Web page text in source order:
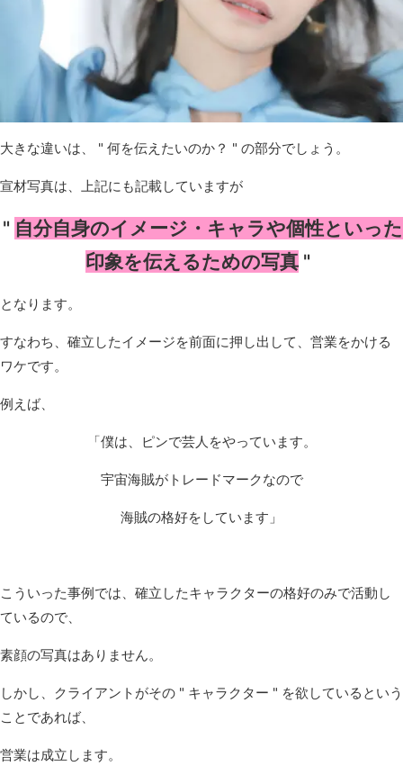
大きな違いは、 " 何を伝えたいのか？ " の部分でしょう。
宣材写真は、上記にも記載していますが
" 自分自身のイメージ・キャラや個性といった
印象を伝えるための写真 "
となります。
すなわち、確立したイメージを前面に押し出して、営業をかける
ワケです。
例えば、
「僕は、ピンで芸人をやっています。
宇宙海賊がトレードマークなので
海賊の格好をしています」
こういった事例では、確立したキャラクターの格好のみで活動し
ているので、
素顔の写真はありません。
しかし、クライアントがその " キャラクター " を欲しているという
ことであれば、
営業は成立します。